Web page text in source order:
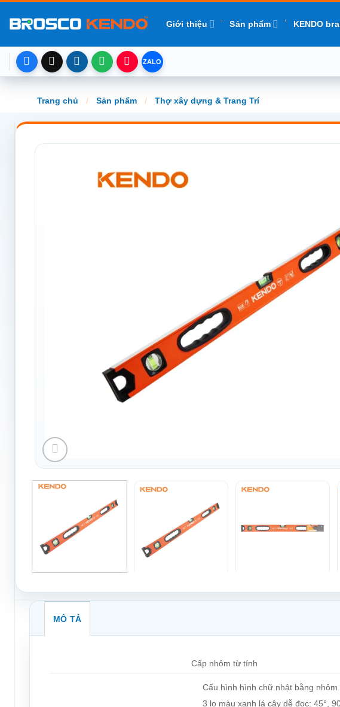
đến
dung
Giới thiệu Sản phẩm KENDO
Trang chủ / Sản phẩm / Thợ xây dựng & Trang Trí
MÔ TẢ
Cấp nhôm từ tính
Cấu hình hình chữ nhật bằng
3 lọ màu xanh lá cây dễ đọc: 45°,